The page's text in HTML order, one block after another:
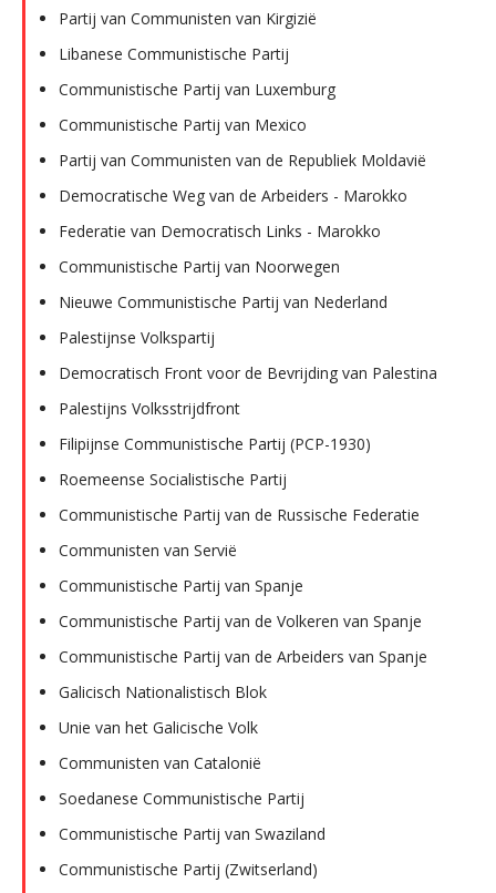
Partij van Communisten van Kirgizië
Libanese Communistische Partij
Communistische Partij van Luxemburg
Communistische Partij van Mexico
Partij van Communisten van de Republiek Moldavië
Democratische Weg van de Arbeiders - Marokko
Federatie van Democratisch Links - Marokko
Communistische Partij van Noorwegen
Nieuwe Communistische Partij van Nederland
Palestijnse Volkspartij
Democratisch Front voor de Bevrijding van Palestina
Palestijns Volksstrijdfront
Filipijnse Communistische Partij (PCP-1930)
Roemeense Socialistische Partij
Communistische Partij van de Russische Federatie
Communisten van Servië
Communistische Partij van Spanje
Communistische Partij van de Volkeren van Spanje
Communistische Partij van de Arbeiders van Spanje
Galicisch Nationalistisch Blok
Unie van het Galicische Volk
Communisten van Catalonië
Soedanese Communistische Partij
Communistische Partij van Swaziland
Communistische Partij (Zwitserland)